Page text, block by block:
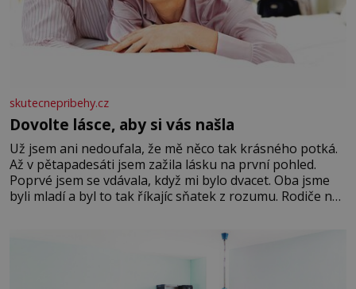
skutecnepribehy.cz
Dovolte lásce, aby si vás našla
Už jsem ani nedoufala, že mě něco tak krásného potká.
Až v pětapadesáti jsem zažila lásku na první pohled.
Poprvé jsem se vdávala, když mi bylo dvacet. Oba jsme
byli mladí a byl to tak říkajíc sňatek z rozumu. Rodiče nás